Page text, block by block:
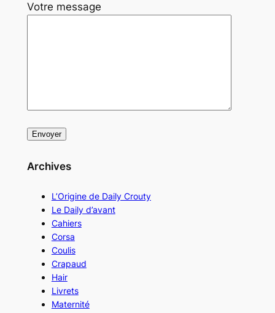
Votre message
Archives
L’Origine de Daily Crouty
Le Daily d’avant
Cahiers
Corsa
Coulis
Crapaud
Hair
Livrets
Maternité